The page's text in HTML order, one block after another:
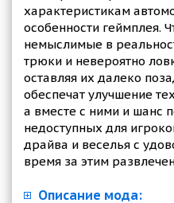
характеристикам
особенности геймплея.
немыслимые в
трюки и невероятно
оставляя их далеко
обеспечат улучшение
а вместе с ними и шанс
недоступных для
драйва и веселья с
время за этим
Описание мода: